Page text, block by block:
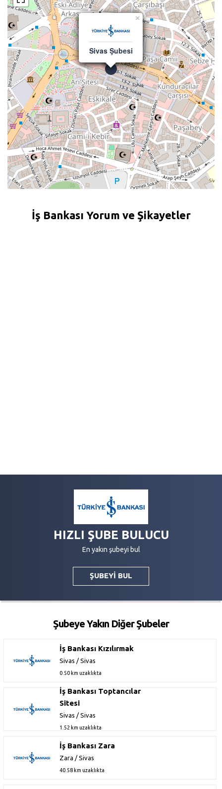
×
Sivas Şubesi
İş Bankası Yorum ve Şikayetler
HIZLI ŞUBE BULUCU
En yakın şubeyi bul
ŞUBEYİ BUL
Şubeye Yakın Diğer Şubeler
İş Bankası Kızılırmak
Sivas / Sivas
0.50 km uzaklıkta
İş Bankası Toptancılar
Sitesi
Sivas / Sivas
1.52 km uzaklıkta
İş Bankası Zara
Zara / Sivas
40.58 km uzaklıkta